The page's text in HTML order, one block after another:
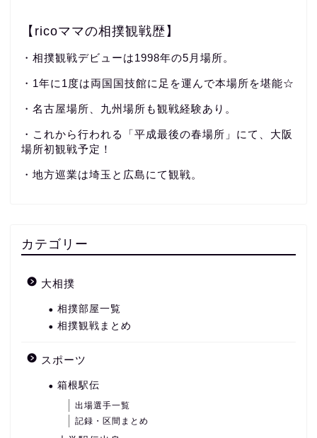
【ricoママの相撲観戦歴】
・相撲観戦デビューは1998年の5月場所。
・1年に1度は両国国技館に足を運んで本場所を堪能☆
・名古屋場所、九州場所も観戦経験あり。
・これから行われる「平成最後の春場所」にて、大阪
場所初観戦予定！
・地方巡業は埼玉と広島にて観戦。
カテゴリー
大相撲
相撲部屋一覧
相撲観戦まとめ
スポーツ
箱根駅伝
出場選手一覧
記録・区間まとめ